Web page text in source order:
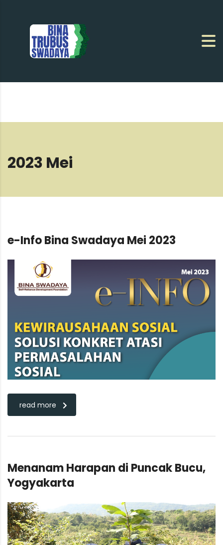
2023 Mei
e-Info Bina Swadaya Mei 2023
read more
Menanam Harapan di Puncak Bucu,
Yogyakarta